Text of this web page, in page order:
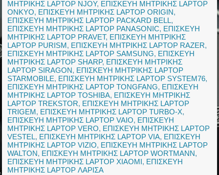
ΜΗΤΡΙΚΗΣ LAPTOP NJOY, ΕΠΙΣΚΕΥΗ ΜΗΤΡΙΚΗΣ LAPTOP
ONKYO, ΕΠΙΣΚΕΥΗ ΜΗΤΡΙΚΗΣ LAPTOP ORIGIN,
ΕΠΙΣΚΕΥΗ ΜΗΤΡΙΚΗΣ LAPTOP PACKARD BELL,
ΕΠΙΣΚΕΥΗ ΜΗΤΡΙΚΗΣ LAPTOP PANASONIC, ΕΠΙΣΚΕΥΗ
ΜΗΤΡΙΚΗΣ LAPTOP PRAVET, ΕΠΙΣΚΕΥΗ ΜΗΤΡΙΚΗΣ
LAPTOP PURISM, ΕΠΙΣΚΕΥΗ ΜΗΤΡΙΚΗΣ LAPTOP RAZER,
ΕΠΙΣΚΕΥΗ ΜΗΤΡΙΚΗΣ LAPTOP SAMSUNG, ΕΠΙΣΚΕΥΗ
ΜΗΤΡΙΚΗΣ LAPTOP SHARP, ΕΠΙΣΚΕΥΗ ΜΗΤΡΙΚΗΣ
LAPTOP SIRAGON, ΕΠΙΣΚΕΥΗ ΜΗΤΡΙΚΗΣ LAPTOP
STARMOBILE, ΕΠΙΣΚΕΥΗ ΜΗΤΡΙΚΗΣ LAPTOP SYSTEM76,
ΕΠΙΣΚΕΥΗ ΜΗΤΡΙΚΗΣ LAPTOP TONGFANG, ΕΠΙΣΚΕΥΗ
ΜΗΤΡΙΚΗΣ LAPTOP TOSHIBA, ΕΠΙΣΚΕΥΗ ΜΗΤΡΙΚΗΣ
LAPTOP TREKSTOR, ΕΠΙΣΚΕΥΗ ΜΗΤΡΙΚΗΣ LAPTOP
TRIGEM, ΕΠΙΣΚΕΥΗ ΜΗΤΡΙΚΗΣ LAPTOP TURBO-X,
ΕΠΙΣΚΕΥΗ ΜΗΤΡΙΚΗΣ LAPTOP VAIO, ΕΠΙΣΚΕΥΗ
ΜΗΤΡΙΚΗΣ LAPTOP VERO, ΕΠΙΣΚΕΥΗ ΜΗΤΡΙΚΗΣ LAPTOP
VESTEL, ΕΠΙΣΚΕΥΗ ΜΗΤΡΙΚΗΣ LAPTOP VIA, ΕΠΙΣΚΕΥΗ
ΜΗΤΡΙΚΗΣ LAPTOP VIZIO, ΕΠΙΣΚΕΥΗ ΜΗΤΡΙΚΗΣ LAPTOP
WALTON, ΕΠΙΣΚΕΥΗ ΜΗΤΡΙΚΗΣ LAPTOP WORTMANN,
ΕΠΙΣΚΕΥΗ ΜΗΤΡΙΚΗΣ LAPTOP XIAOMI, ΕΠΙΣΚΕΥΗ
ΜΗΤΡΙΚΗΣ LAPTOP ΛΑΡΙΣΑ